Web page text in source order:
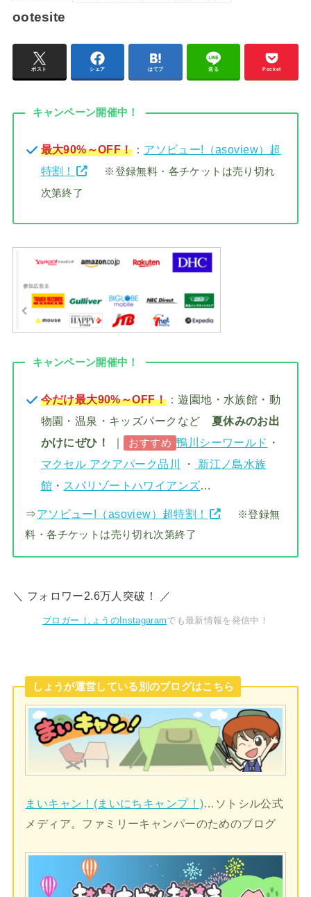
ootesite
ポスト シェア はてブ 送る Pocket
キャンペーン開催中！
最大90%～OFF！： アソビュー!（asoview）超
特割！
※登録無料・各チケットは売り切れ
次第終了
キャンペーン開催中！
今だけ最大90%～OFF！：遊園地・水族館・動
物園・温泉・キッズパークなど 夏休みのお出
かけにぜひ！
｜ おすすめ 鴨川シーワールド ・
マクセル アクアパーク品川
・
新江ノ島水族
館 ・ スパリゾートハワイアンズ…
⇒アソビュー!（asoview）超特割！
※登録無
料・各チケットは売り切れ次第終了
＼ フォロワー2.6万人突破！ ／
ブロガー しょうのInstagaramでも最新情報を発信中！
しょうが運営している別のブログはこちら
まいキャン！(まいにちキャンプ！)…ソトシル公式
メディア。ファミリーキャンパーのためのブログ